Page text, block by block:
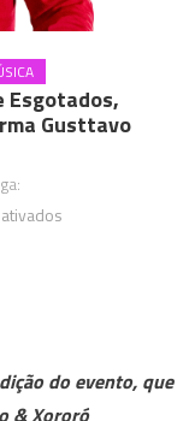
Esgotados,
Gusttavo
em
quase
do evento, que
& Xororó